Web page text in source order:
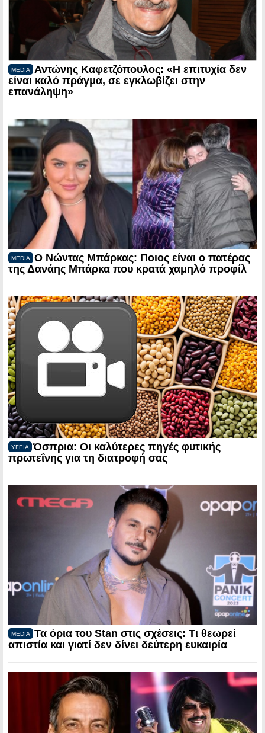
MEDIA
Αντώνης Καφετζόπουλος: «Η επιτυχία δεν
είναι καλό πράγμα, σε εγκλωβίζει στην
επανάληψη»
MEDIA
Ο Νώντας Μπάρκας: Ποιος είναι ο πατέρας
της Δανάης Μπάρκα που κρατά χαμηλό προφίλ
ΥΓΕΙΑ
Όσπρια: Οι καλύτερες πηγές φυτικής
πρωτεΐνης για τη διατροφή σας
MEDIA
Τα όρια του Stan στις σχέσεις: Τι θεωρεί
απιστία και γιατί δεν δίνει δεύτερη ευκαιρία